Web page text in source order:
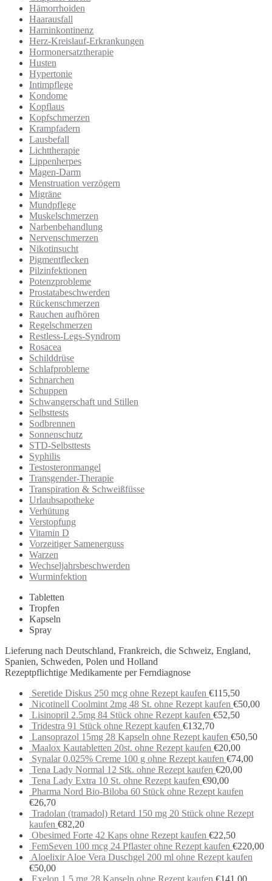
Hämorrhoiden
Haarausfall
Harninkontinenz
Herz-Kreislauf-Erkrankungen
Hormonersatztherapie
Husten
Hypertonie
Intimpflege
Kondome
Kopflaus
Kopfschmerzen
Krampfadern
Lausbefall
Lichttherapie
Lippenherpes
Magen-Darm
Menstruation verzögern
Migräne
Mundpflege
Muskelschmerzen
Narbenbehandlung
Nervenschmerzen
Nikotinsucht
Pigmentflecken
Pilzinfektionen
Potenzprobleme
Prostatabeschwerden
Rückenschmerzen
Rauchen aufhören
Regelschmerzen
Restless-Legs-Syndrom
Rosacea
Schilddrüse
Schlafprobleme
Schnarchen
Schuppen
Schwangerschaft und Stillen
Selbsttests
Sodbrennen
Sonnenschutz
STD-Selbsttests
Syphilis
Testosteronmangel
Transgender-Therapie
Transpiration & Schweißfüsse
Urlaubsapotheke
Verhütung
Verstopfung
Vitamin D
Vorzeitiger Samenerguss
Warzen
Wechseljahrsbeschwerden
Wurminfektion
Tabletten
Tropfen
Kapseln
Spray
Lieferung nach Deutschland, Frankreich, die Schweiz, England,
Spanien, Schweden, Polen und Holland
Rezeptpflichtige Medikamente per Ferndiagnose
Seretide Diskus 250 mcg ohne Rezept kaufen €115,50
Nicotinell Coolmint 2mg 48 St. ohne Rezept kaufen €50,00
Lisinopril 2.5mg 84 Stück ohne Rezept kaufen €52,50
Tridestra 91 Stück ohne Rezept kaufen €132,70
Lansoprazol 15mg 28 Kapseln ohne Rezept kaufen €50,50
Maalox Kautabletten 20st. ohne Rezept kaufen €20,00
Synalar 0.025% Creme 100 g ohne Rezept kaufen €74,00
Tena Lady Normal 12 Stk. ohne Rezept kaufen €20,00
Tena Lady Extra 10 St. ohne Rezept kaufen €90,00
Pharma Nord Bio-Biloba 60 Stück ohne Rezept kaufen
€26,70
Tradolan (tramadol) Retard 150 mg 20 Stück ohne Rezept
kaufen €82,20
Obesimed Forte 42 Kaps ohne Rezept kaufen €22,50
FemSeven 100 mcg 24 Pflaster ohne Rezept kaufen €220,00
Aloelixir Aloe Vera Duschgel 200 ml ohne Rezept kaufen
€50,00
Exelon 1.5 mg 28 Kapseln ohne Rezept kaufen €141,00